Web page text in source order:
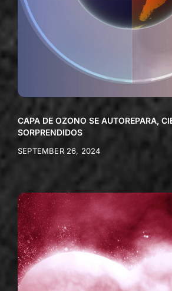
CAPA DE OZONO SE AUTOREPARA,
SORPRENDIDOS
SEPTEMBER 26, 2024